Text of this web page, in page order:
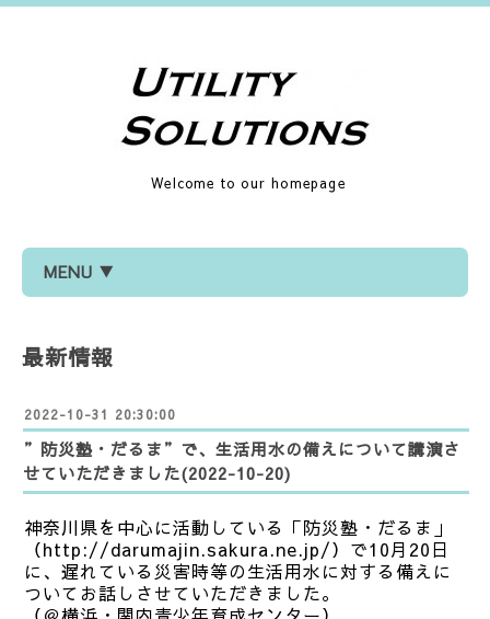
Welcome to our homepage
MENU ▼
最新情報
2022-10-31 20:30:00
”防災塾・だるま”で、生活用水の備えについて講演さ
せていただきました(2022-10-20)
神奈川県を中心に活動している「防災塾・だるま」
（http://darumajin.sakura.ne.jp/）で10月20日
に、遅れている災害時等の生活用水に対する備えに
ついてお話しさせていただきました。